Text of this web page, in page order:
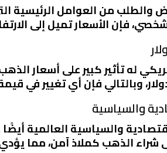
والطلب من العوامل الرئيسية
فإن الأسعار تميل إلى
له تأثير كبير على أسعار
وبالتالي فإن أي تغيير في
والسياسية
والسياسية العالمية
الذهب كملاذ آمن، مما يؤدي